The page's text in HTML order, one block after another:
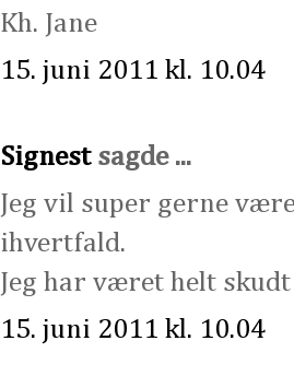
Kh. Jane
15. juni 2011 kl. 10.04
Signestsagde ...
Jeg vil super gerne
ihvertfald.
Jeg har været helt
15. juni 2011 kl. 10.04